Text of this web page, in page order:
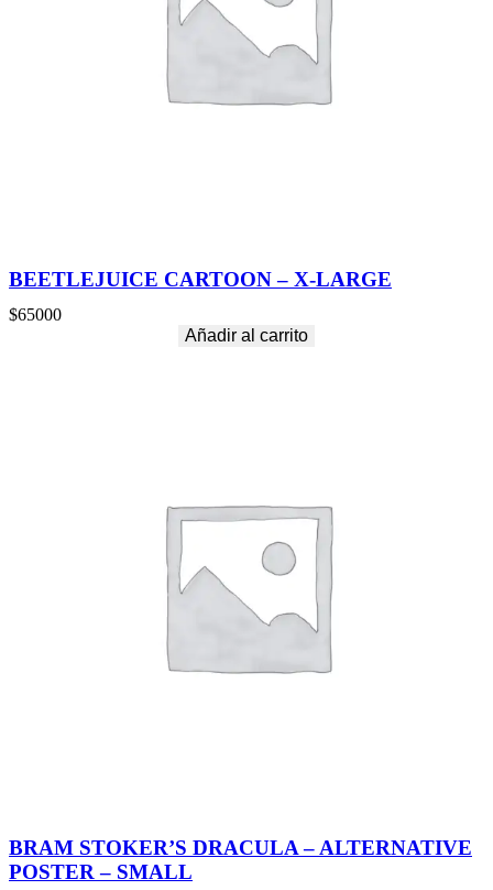
BEETLEJUICE CARTOON – X-LARGE
$65000
Añadir al carrito
BRAM STOKER’S DRACULA – ALTERNATIVE
POSTER – SMALL